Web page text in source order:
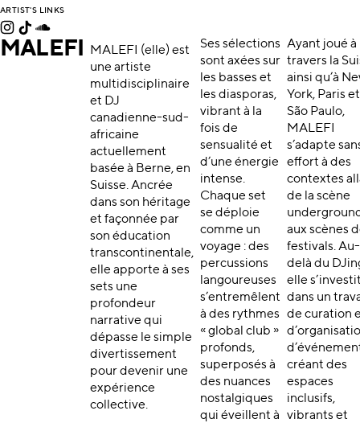
ARTIST'S LINKS
MALEFI
MALEFI (elle) est
une artiste
multidisciplinaire
et DJ
canadienne-sud-
africaine
actuellement
basée à Berne, en
Suisse. Ancrée
dans son héritage
et façonnée par
son éducation
transcontinentale,
elle apporte à ses
sets une
profondeur
narrative qui
dépasse le simple
divertissement
pour devenir une
expérience
collective.
Ses sélections
sont axées sur
les basses et
les diasporas,
vibrant à la
fois de
sensualité et
d’une énergie
intense.
Chaque set
se déploie
comme un
voyage : des
percussions
langoureuses
s’entremêlent
à des rythmes
« global club »
profonds,
superposés à
des nuances
nostalgiques
qui éveillent à
Ayant joué à
travers la
ainsi qu’à
York, Paris et
São Paulo,
MALEFI
s’adapte
effort à des
contextes
de la scène
aux scènes
festivals. Au-
delà du
elle
dans un
de curation
créant des
espaces
inclusifs,
vibrants et